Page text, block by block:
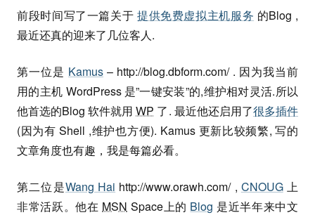
前段时间写了一篇关于 提供免费虚拟主机服务 的Blog ,
最近还真的迎来了几位客人.
第一位是 Kamus – http://blog.dbform.com/ . 因为我当前
用的主机 WordPress 是”一键安装”的,维护相对灵活.所以
他首选的Blog 软件就用WP 了. 最近他还启用了很多插件
(因为有 Shell ,维护也方便). Kamus 更新比较频繁, 写的
文章角度也有趣，我是每篇必看。
第二位是Wang Hai http://www.orawh.com/ , CNOUG上
非常活跃。他在 MSN Space上的 Blog 是近半年来中文